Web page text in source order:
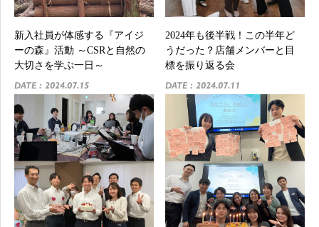
新入社員が体感する『アイジ
ーの森』活動 ～CSRと自然の
大切さを学ぶ一日～
DATE : 2024.07.15
2024年も後半戦！この半年ど
うだった？店舗メンバーと目
標を振り返る会
DATE : 2024.07.11